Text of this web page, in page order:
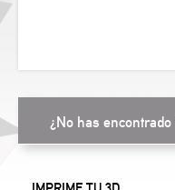
¿No has